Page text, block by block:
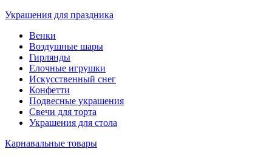
Украшения для праздника
Венки
Воздушные шары
Гирлянды
Елочные игрушки
Искусственный снег
Конфетти
Подвесные украшения
Свечи для торта
Украшения для стола
Карнавальные товары